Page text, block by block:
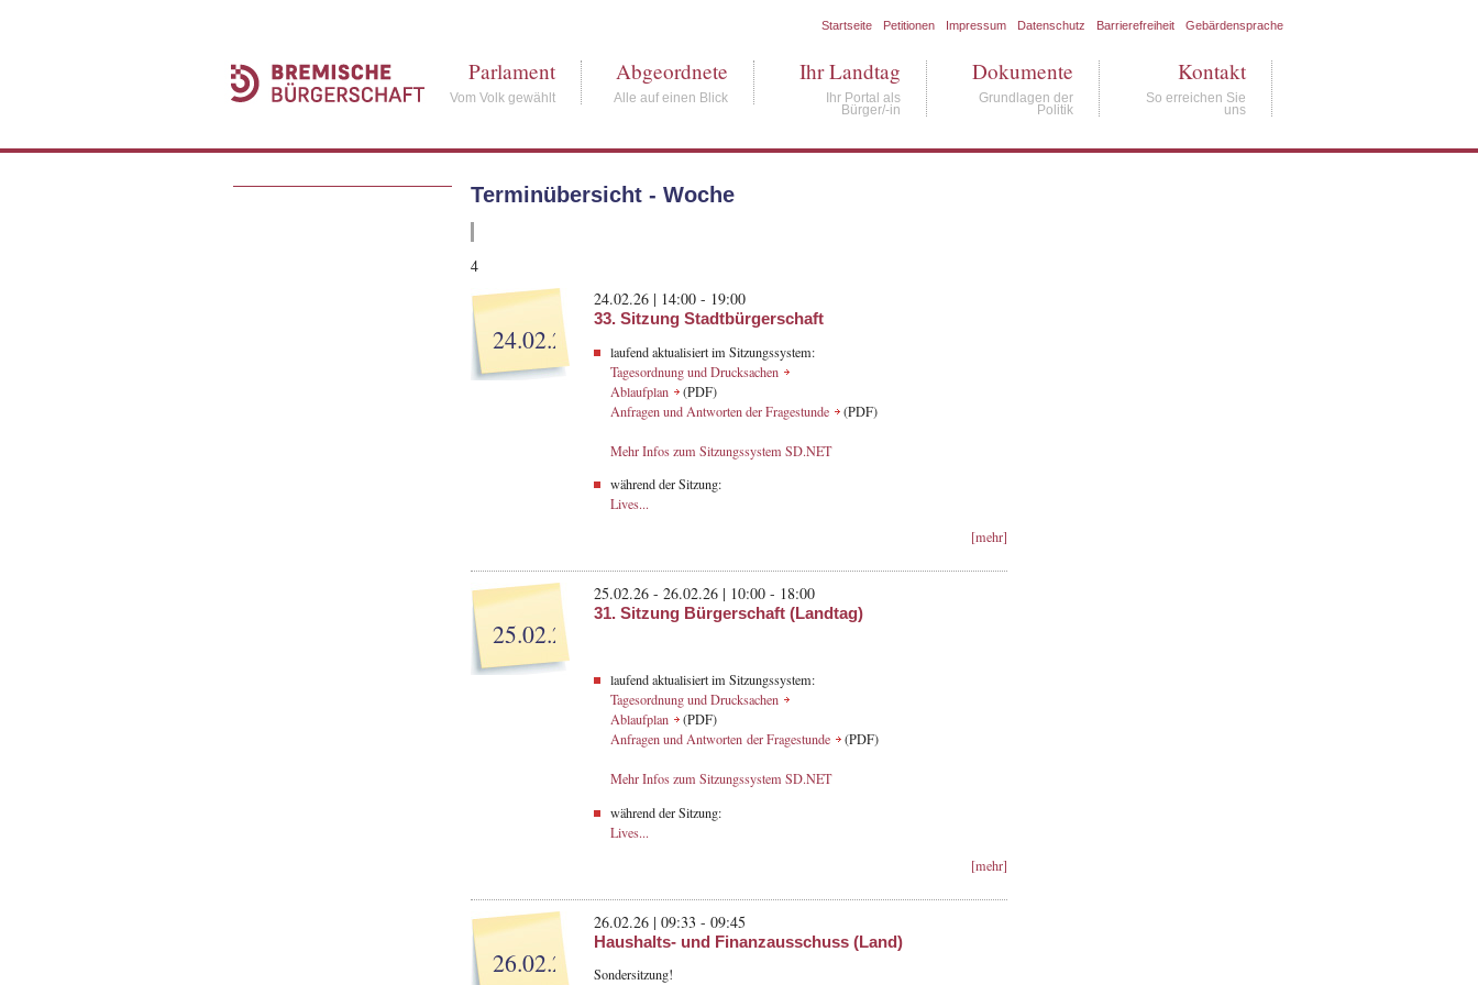
Startseite Petitionen Impressum Datenschutz Barrierefreiheit Gebärdensprache
Parlament
Vom Volk gewählt
Abgeordnete
Alle auf einen Blick
Ihr Landtag
Ihr Portal als
Bürger/-in
Dokumente
Grundlagen der
Politik
Kontakt
So erreichen Sie
uns
Terminübersicht - Woche
4
24.02.26
24.02.26 | 14:00 - 19:00
33. Sitzung Stadtbürgerschaft
laufend aktualisiert im Sitzungssystem:
Tagesordnung und Drucksachen
Ablaufplan
(PDF)
Anfragen und Antworten der Fragestunde
(PDF)
Mehr Infos zum Sitzungssystem SD.NET
während der Sitzung:
Lives...
[mehr]
25.02.26
25.02.26 - 26.02.26 | 10:00 - 18:00
31. Sitzung Bürgerschaft (Landtag)
laufend aktualisiert im Sitzungssystem:
Tagesordnung und Drucksachen
Ablaufplan
(PDF)
Anfragen und Antworten der Fragestunde
(PDF)
Mehr Infos zum Sitzungssystem SD.NET
während der Sitzung:
Lives...
[mehr]
26.02.26
26.02.26 | 09:33 - 09:45
Haushalts- und Finanzausschuss (Land)
Sondersitzung!